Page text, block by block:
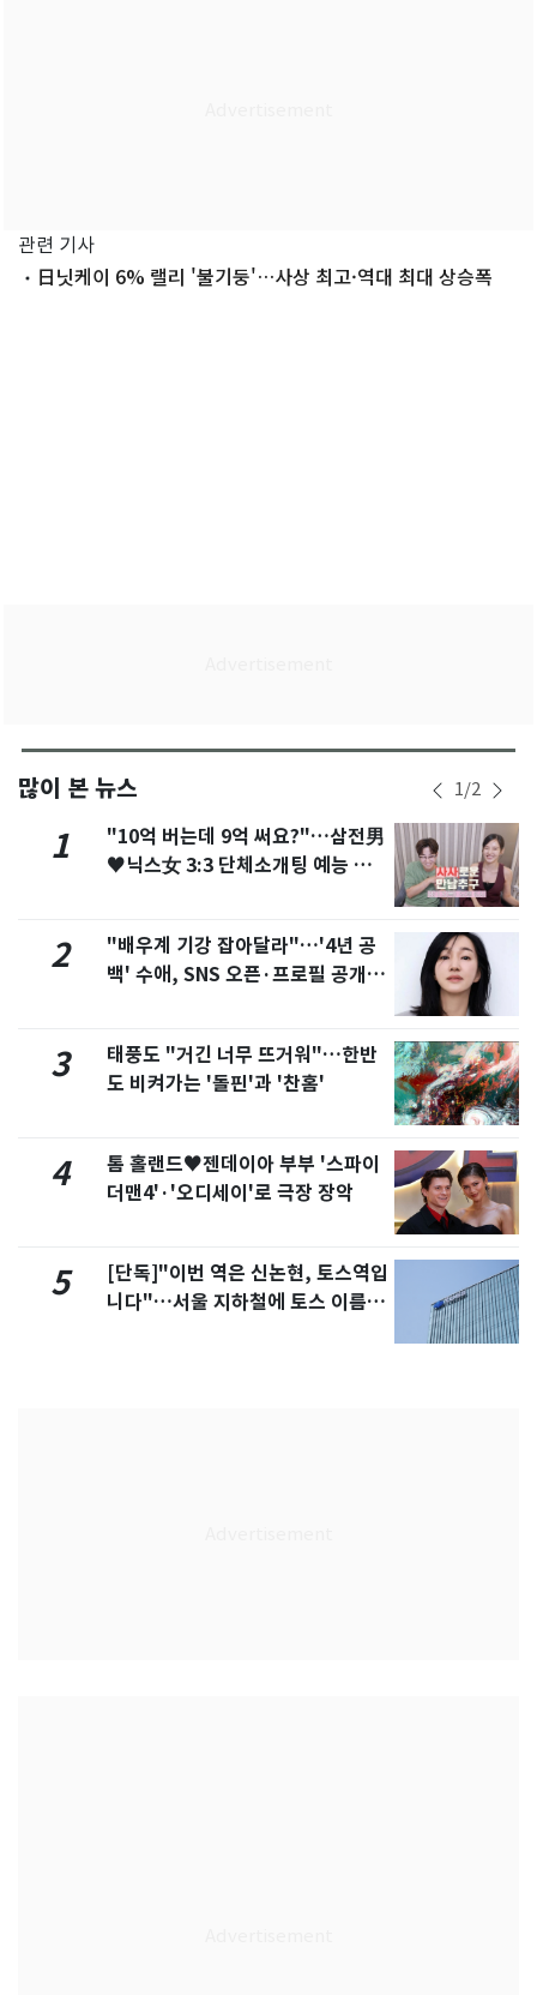
관련 기사
日닛케이 6% 랠리 '불기둥'…사상 최고·역대 최대 상승폭
많이 본 뉴스 1/2
1
"10억 버는데 9억 써요?"…삼전男
♥닉스女 3:3 단체소개팅 예능 화
2
"배우계 기강 잡아달라"…'4년 공
백' 수애, SNS 오픈·프로필 공개
3
태풍도 "거긴 너무 뜨거워"…한반
도 비켜가는 '돌핀'과 '찬홈'
4
톰 홀랜드♥젠데이아 부부 '스파이
더맨4'·'오디세이'로 극장 장악
5
[단독]"이번 역은 신논현, 토스역입
니다"…서울 지하철에 토스 이름